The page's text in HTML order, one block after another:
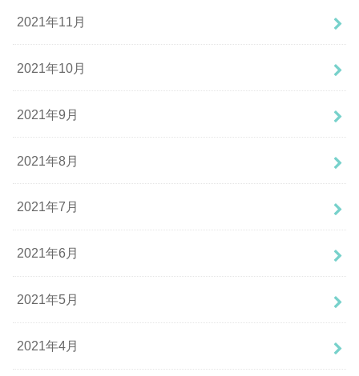
2021年11月
2021年10月
2021年9月
2021年8月
2021年7月
2021年6月
2021年5月
2021年4月